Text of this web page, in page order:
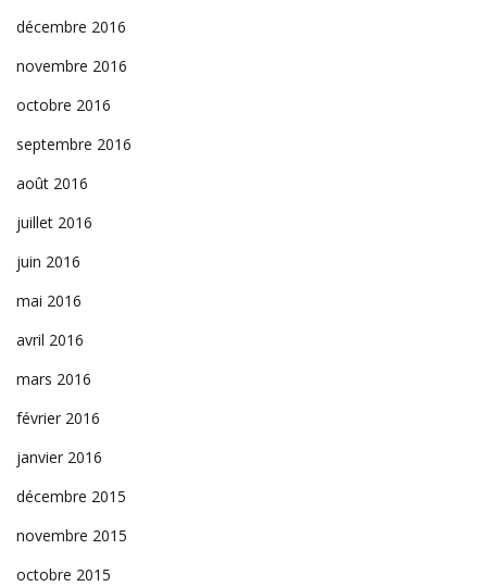
décembre 2016
novembre 2016
octobre 2016
septembre 2016
août 2016
juillet 2016
juin 2016
mai 2016
avril 2016
mars 2016
février 2016
janvier 2016
décembre 2015
novembre 2015
octobre 2015